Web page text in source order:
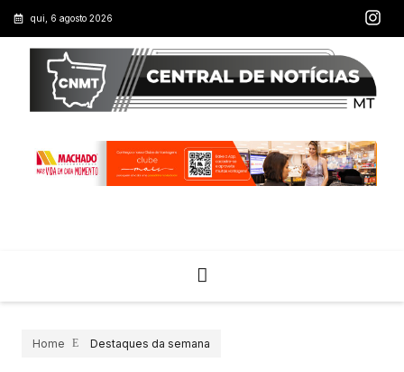
qui, 6 agosto 2026
Home Destaques da semana